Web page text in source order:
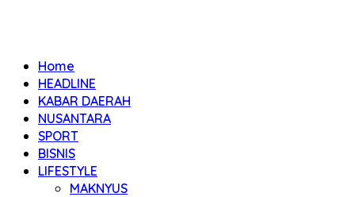
Home
HEADLINE
KABAR DAERAH
NUSANTARA
SPORT
BISNIS
LIFESTYLE
MAKNYUS